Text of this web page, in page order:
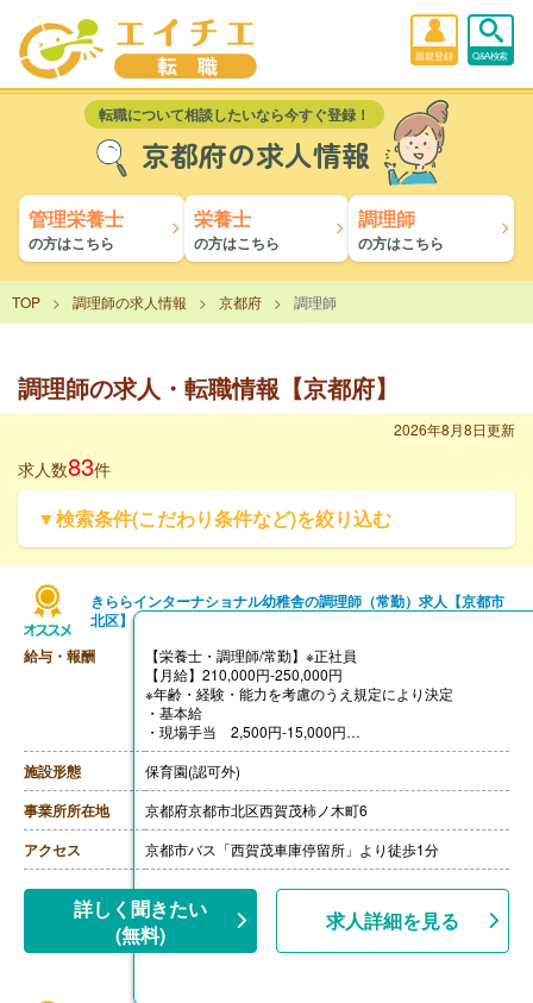
新規登録 Q&A検索
転職について相談したいなら今すぐ登録！
京都府の求人情報
管理栄養士
の方はこちら
栄養士
の方はこちら
調理師
の方はこちら
TOP 調理師の求人情報 京都府 調理師
調理師の求人・転職情報【京都府】
2026年8月8日更新
求人数83件
▼検索条件(こだわり条件など)を絞り込む
きららインターナショナル幼稚舎の調理師（常勤）求人【京都市
北区】
給与・報酬
【栄養士・調理師/常勤】※正社員
【月給】210,000円-250,000円
※年齢・経験・能力を考慮のうえ規定により決定
・基本給
・現場手当 2,500円-15,000円
・研修手当 2,500円-10,000円
・資格手当 5,000円-10,000円
【賞与】年2回（計2.00ヶ月分）※前年度実績
【通勤手当】あり（実費支給）
【昇給】あり
【退職金】あり
施設形態 保育園(認可外)
事業所所在地 京都府京都市北区西賀茂柿ノ木町6
アクセス 京都市バス「西賀茂車庫停留所」より徒歩1分
詳しく聞きたい
(無料)
求人詳細を見る